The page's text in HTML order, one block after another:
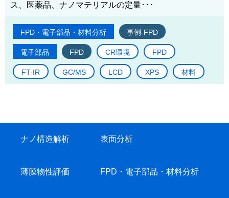
ス、医薬品、ナノマテリアルの定量･･･
FPD・電子部品・材料分析 事例-FPD
電子部品 FPD CR環境 FPD
FT-IR GC/MS LCD XPS 材料
ナノ構造解析 表面分析
薄膜物性評価 FPD・電子部品・材料分析